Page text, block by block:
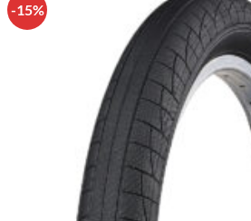
-15%